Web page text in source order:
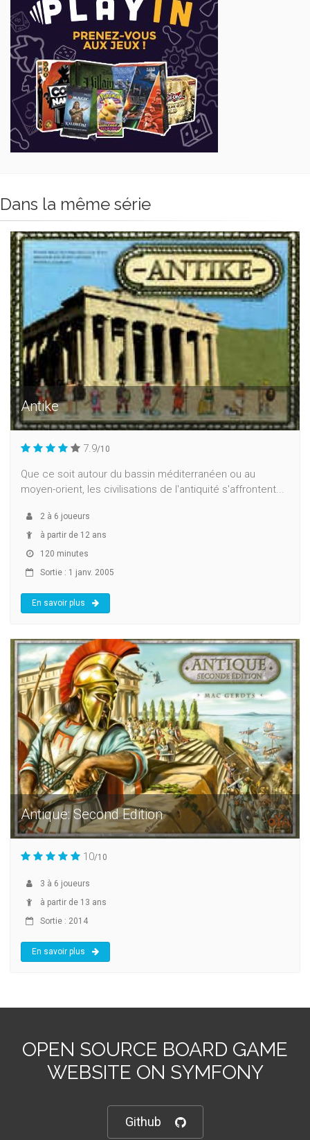
Dans la même série
Antike
7.9/10
Que ce soit autour du bassin méditerranéen ou au
moyen-orient, les civilisations de l'antiquité s'affrontent...
2 à 6 joueurs
à partir de 12 ans
120 minutes
Sortie : 1 janv. 2005
En savoir plus
Antique: Second Edition
10/10
3 à 6 joueurs
à partir de 13 ans
Sortie : 2014
En savoir plus
OPEN SOURCE BOARD GAME
WEBSITE ON SYMFONY
Github